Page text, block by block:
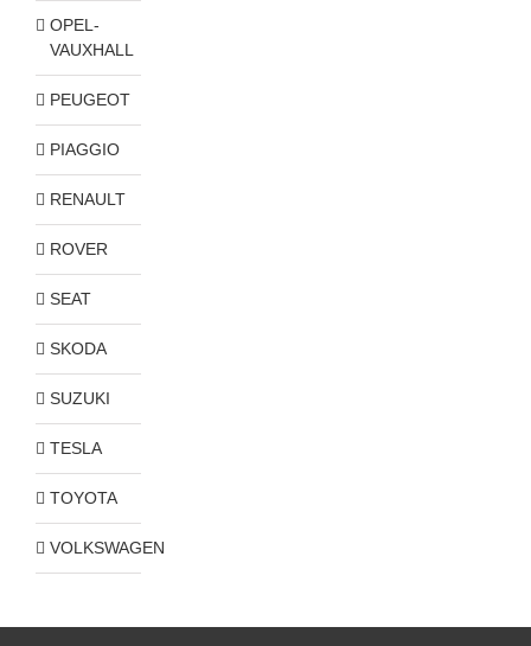
OPEL-
VAUXHALL
PEUGEOT
PIAGGIO
RENAULT
ROVER
SEAT
SKODA
SUZUKI
TESLA
TOYOTA
VOLKSWAGEN